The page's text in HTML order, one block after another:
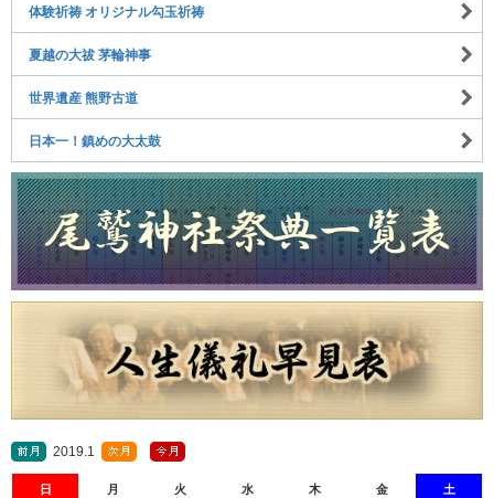
体験祈祷 オリジナル勾玉祈祷
夏越の大祓 茅輪神事
世界遺産 熊野古道
日本一！鎮めの大太鼓
2019.1
日 月 火 水 木 金 土